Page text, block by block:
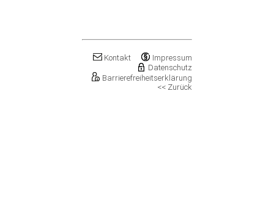
Köthen (Anhalt), Stadt
Impressum
Kontakt
Datenschutz
Barrierefreiheitserklärung
<< Zurück